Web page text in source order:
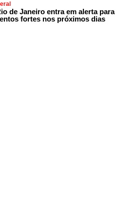
de Janeiro entra em alerta para
fortes nos próximos dias